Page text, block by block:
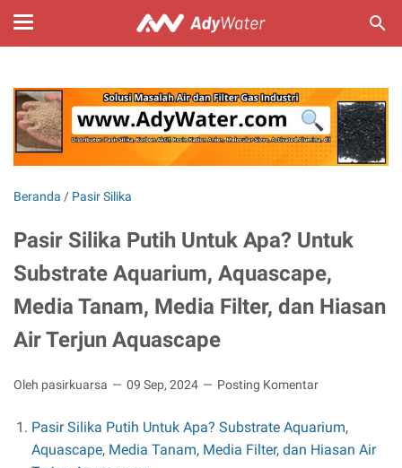
Beranda / Pasir Silika
Pasir Silika Putih Untuk Apa? Untuk
Substrate Aquarium, Aquascape,
Media Tanam, Media Filter, dan Hiasan
Air Terjun Aquascape
Oleh pasirkuarsa 09 Sep, 2024 Posting Komentar
Pasir Silika Putih Untuk Apa? Substrate Aquarium,
Aquascape, Media Tanam, Media Filter, dan Hiasan Air